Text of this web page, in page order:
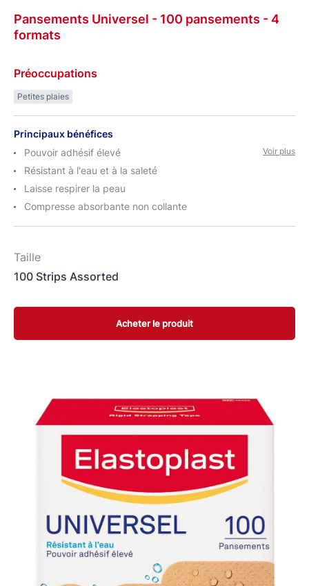
Pansements Universel - 100 pansements - 4
formats
Préoccupations
Petites plaies
Principaux bénéfices
Pouvoir adhésif élevé
Résistant à l'eau et à la saleté
Laisse respirer la peau
Compresse absorbante non collante
Voir plus
Taille
100 Strips Assorted
Acheter le produit